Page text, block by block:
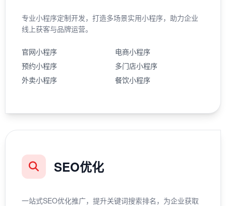
专业小程序定制开发，打造多场景实用小程序，助力企业
线上获客与品牌运营。
官网小程序
电商小程序
预约小程序
多门店小程序
外卖小程序
餐饮小程序
SEO优化
一站式SEO优化推广，提升关键词搜索排名，为企业获取